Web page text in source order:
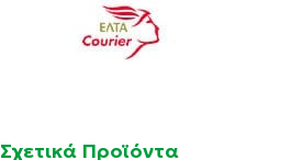
Σχετικά Προϊόντα